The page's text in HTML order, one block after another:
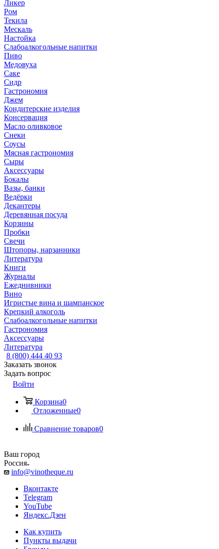
Ликер
Ром
Текила
Мескаль
Настойка
Слабоалкогольные напитки
Пиво
Медовуха
Саке
Сидр
Гастрономия
Джем
Кондитерские изделия
Консервация
Масло оливковое
Снеки
Соусы
Мясная гастрономия
Сыры
Аксессуары
Бокалы
Вазы, банки
Ведёрки
Декантеры
Деревянная посуда
Корзины
Пробки
Свечи
Штопоры, нарзанники
Литература
Книги
Журналы
Ежеднивники
Вино
Игристые вина и шампанское
Крепкий алкоголь
Слабоалкогольные напитки
Гастрономия
Аксессуары
Литература
8 (800) 444 40 93
Заказать звонок
Задать вопрос
Войти
Корзина0
Отложенные0
Сравнение товаров0
Ваш город
Россия
info@vinotheque.ru
Вконтакте
Telegram
YouTube
Яндекс.Дзен
Как купить
Пункты выдачи